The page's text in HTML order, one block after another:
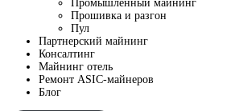
Промышленный майнинг
Прошивка и разгон
Пул
Партнерский майнинг
Консалтинг
Майнинг отель
Ремонт ASIC-майнеров
Блог